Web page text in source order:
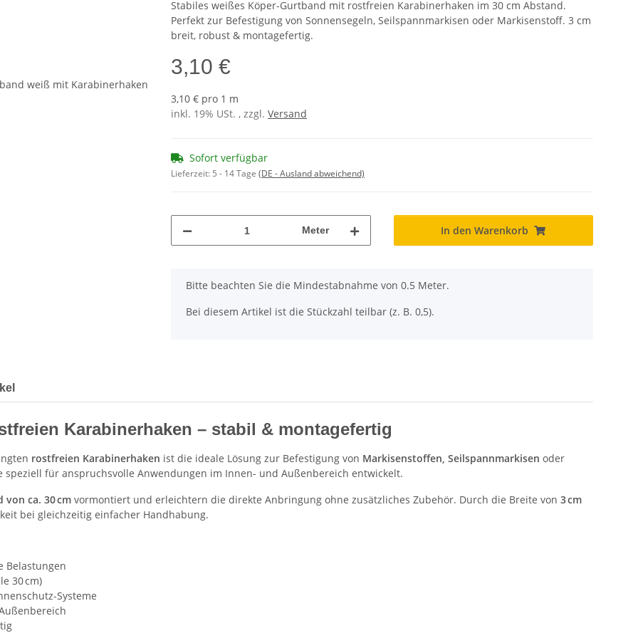
Stabiles weißes Köper-Gurtband mit rostfreien Karabinerhaken im 30 cm Abstand.
Perfekt zur Befestigung von Sonnensegeln, Seilspannmarkisen oder Markisenstoff. 3 cm
breit, robust & montagefertig.
3,10 €
3,10 € pro 1 m
inkl. 19% USt. , zzgl. Versand
Sofort verfügbar
Lieferzeit: 5 - 14 Tage (DE - Ausland abweichend)
Meter In den Warenkorb
x
Bitte beachten Sie die Mindestabnahme von 0.5 Meter.
Bei diesem Artikel ist die Stückzahl teilbar (z. B. 0,5).
Karabinerhaken – stabil & montagefertig
rostfreien Karabinerhaken ist die ideale Lösung zur Befestigung von Markisenstoffen, Seilspannmarkisen oder
für anspruchsvolle Anwendungen im Innen- und Außenbereich entwickelt.
von ca. 30 cm vormontiert und erleichtern die direkte Anbringung ohne zusätzliches Zubehör. Durch die Breite von 3 cm
bei gleichzeitig einfacher Handhabung.
Belastungen
30 cm)
Systeme